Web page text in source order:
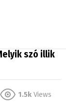
szó illik
1.5k Views